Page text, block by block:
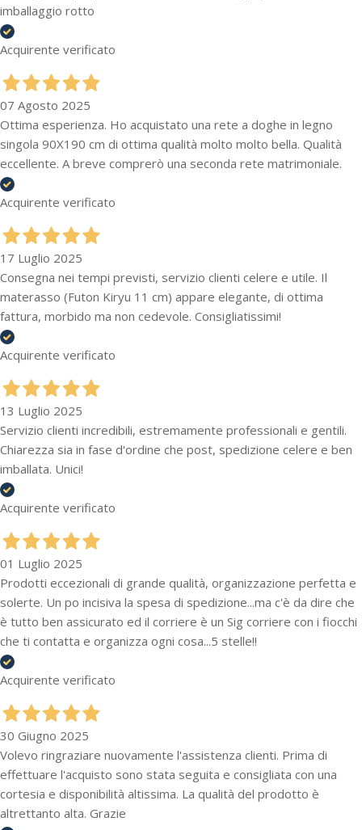
imballaggio rotto
Acquirente verificato
07 Agosto 2025
Ottima esperienza. Ho acquistato una rete a doghe in legno
singola 90X190 cm di ottima qualità molto molto bella. Qualità
eccellente. A breve comprerò una seconda rete matrimoniale.
Acquirente verificato
17 Luglio 2025
Consegna nei tempi previsti, servizio clienti celere e utile. Il
materasso (Futon Kiryu 11 cm) appare elegante, di ottima
fattura, morbido ma non cedevole. Consigliatissimi!
Acquirente verificato
13 Luglio 2025
Servizio clienti incredibili, estremamente professionali e gentili.
Chiarezza sia in fase d'ordine che post, spedizione celere e ben
imballata. Unici!
Acquirente verificato
01 Luglio 2025
Prodotti eccezionali di grande qualità, organizzazione perfetta e
solerte. Un po incisiva la spesa di spedizione...ma c'è da dire che
è tutto ben assicurato ed il corriere è un Sig corriere con i fiocchi
che ti contatta e organizza ogni cosa...5 stelle!!
Acquirente verificato
30 Giugno 2025
Volevo ringraziare nuovamente l'assistenza clienti. Prima di
effettuare l'acquisto sono stata seguita e consigliata con una
cortesia e disponibilità altissima. La qualità del prodotto è
altrettanto alta. Grazie